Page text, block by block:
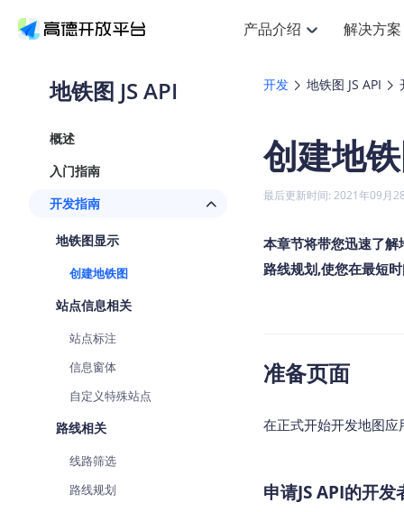
产品介绍
产品介绍 搜索定位
HOT
位置、周边、行政区、ID等查询
JS Android iOS
基于LBS的定位服务
Android iOS
虚拟空间围栏服务
Android iOS
查询目标区域当前/未来天气
解决方案
解决方案 提供LBS领域的Agent解决方案
提供智能守护与运动出行解决方
智能眼镜实时导航及智慧出行解
世界地图 NEW
提供手机银行APP地图应用
文档与支持 API
Web高级服务API
定价 产品定价
技术服务许可
Android定位
浏览器定位
自定义地图
地铁图 JS API
概述
入门指南
开发指南
地铁图显示
创建地铁图
站点信息相关
站点标注
信息窗体
自定义特殊站点
路线相关
线路筛选
路线规划
开发 地铁图 JS API
创建地
最后更新时间: 2021年09月
本章节将带您迅速了解
路线规划,使您在最短
准备页面
在正式开始开发地图
申请JS API的开发